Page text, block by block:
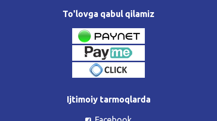
To'lovga qabul qilamiz
Ijtimoiy tarmoqlarda